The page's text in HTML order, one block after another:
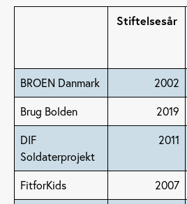
Stiftelsesår
BROEN Danmark
2002
Brug Bolden
2019
DIF
Soldaterprojekt
2011
FitforKids 2007